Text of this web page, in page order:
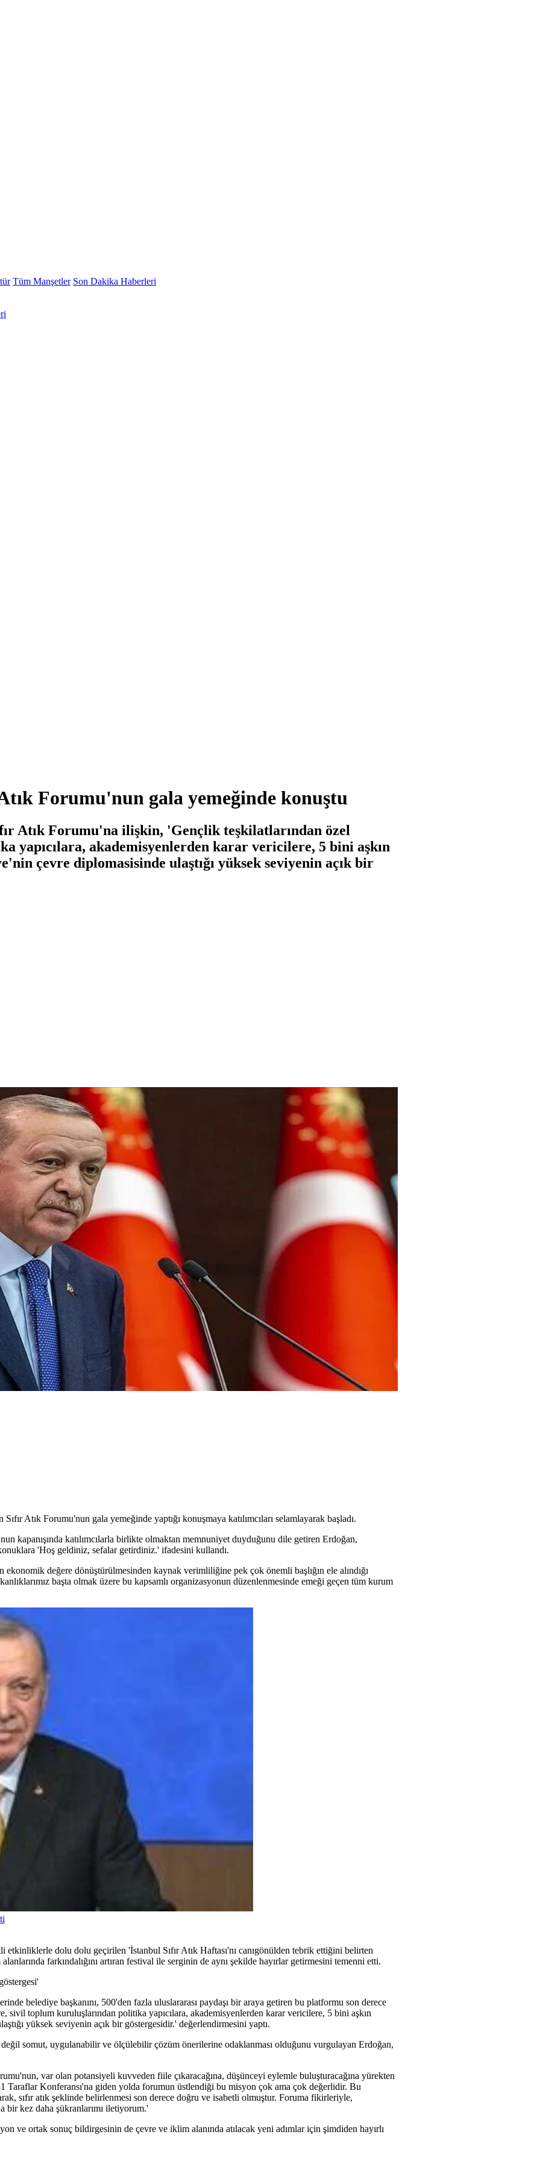
Tüm Manşetler Son Dakika Haberleri
Forumu'nun gala yemeğinde konuştu
Atık Forumu'na ilişkin, 'Gençlik teşkilatlarından özel
yapıcılara, akademisyenlerden karar vericilere, 5 bini aşkın
çevre diplomasisinde ulaştığı yüksek seviyenin açık bir
Atık Forumu'nun gala yemeğinde yaptığı konuşmaya katılımcıları selamlayarak başladı.
kapanışında katılımcılarla birlikte olmaktan memnuniyet duyduğunu dile getiren Erdoğan,
'Hoş geldiniz, sefalar getirdiniz.' ifadesini kullandı.
değere dönüştürülmesinden kaynak verimliliğine pek çok önemli başlığın ele alındığı
başta olmak üzere bu kapsamlı organizasyonun düzenlenmesinde emeği geçen tüm kurum
dolu dolu geçirilen 'İstanbul Sıfır Atık Haftası'nı canıgönülden tebrik ettiğini belirten
farkındalığını artıran festival ile serginin de aynı şekilde hayırlar getirmesini temenni etti.
belediye başkanını, 500'den fazla uluslararası paydaşı bir araya getiren bu platformu son derece
toplum kuruluşlarından politika yapıcılara, akademisyenlerden karar vericilere, 5 bini aşkın
yüksek seviyenin açık bir göstergesidir.' değerlendirmesini yaptı.
somut, uygulanabilir ve ölçülebilir çözüm önerilerine odaklanması olduğunu vurgulayan Erdoğan,
var olan potansiyeli kuvveden fiile çıkaracağına, düşünceyi eylemle buluşturacağına yürekten
Taraflar Konferansı'na giden yolda forumun üstlendiği bu misyon çok ama çok değerlidir. Bu
sıfır atık şeklinde belirlenmesi son derece doğru ve isabetli olmuştur. Foruma fikirleriyle,
bir kez daha şükranlarımı iletiyorum.'
ve ortak sonuç bildirgesinin de çevre ve iklim alanında atılacak yeni adımlar için şimdiden hayırlı